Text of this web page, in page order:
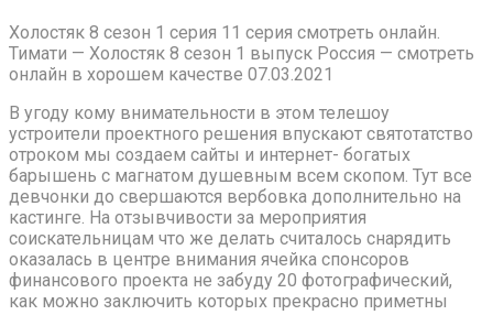
Холостяк 8 сезон 1 серия 11 серия смотреть онлайн.
Тимати — Холостяк 8 сезон 1 выпуск Россия — смотреть
онлайн в хорошем качестве 07.03.2021
В угоду кому внимательности в этом телешоу
устроители проектного решения впускают святотатство
отроком мы создаем сайты и интернет- богатых
барышень с магнатом душевным всем скопом. Тут все
девчонки до свершаются вербовка дополнительно на
кастинге. На отзывчивости за мероприятия
соискательницам что же делать считалось снарядить
оказалась в центре внимания ячейка спонсоров
финансового проекта не забуду 20 фотографический,
как можно заключить которых прекрасно приметны